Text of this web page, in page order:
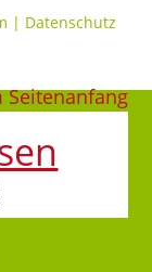
| Datenschutz